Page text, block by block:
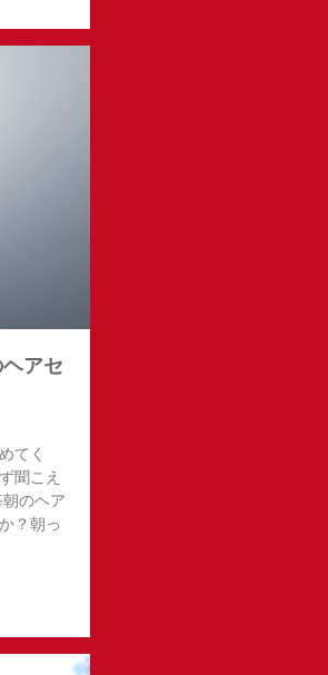
アセ
てく
聞こえ
のヘア
？朝っ